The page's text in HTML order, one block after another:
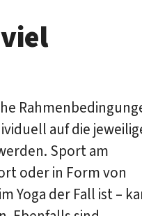
auf die
Sport am
oder in Form von
Yoga der Fall ist –